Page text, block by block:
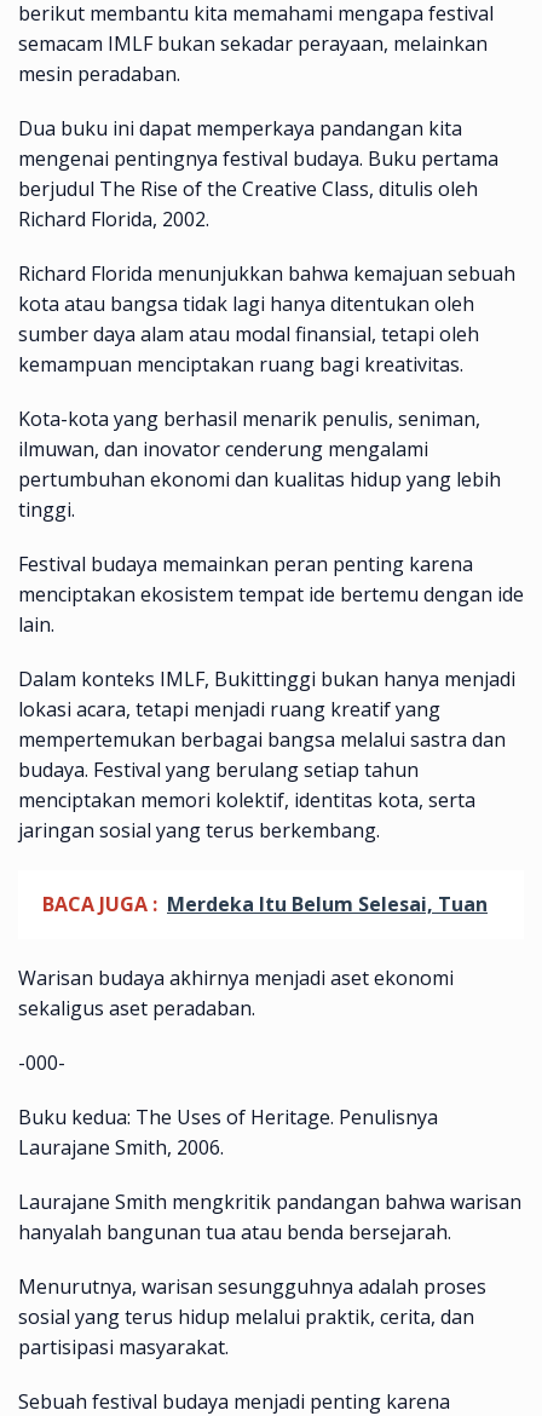
berikut membantu kita memahami mengapa festival
semacam IMLF bukan sekadar perayaan, melainkan
mesin peradaban.
Dua buku ini dapat memperkaya pandangan kita
mengenai pentingnya festival budaya. Buku pertama
berjudul The Rise of the Creative Class, ditulis oleh
Richard Florida, 2002.
Richard Florida menunjukkan bahwa kemajuan sebuah
kota atau bangsa tidak lagi hanya ditentukan oleh
sumber daya alam atau modal finansial, tetapi oleh
kemampuan menciptakan ruang bagi kreativitas.
Kota-kota yang berhasil menarik penulis, seniman,
ilmuwan, dan inovator cenderung mengalami
pertumbuhan ekonomi dan kualitas hidup yang lebih
tinggi.
Festival budaya memainkan peran penting karena
menciptakan ekosistem tempat ide bertemu dengan ide
lain.
Dalam konteks IMLF, Bukittinggi bukan hanya menjadi
lokasi acara, tetapi menjadi ruang kreatif yang
mempertemukan berbagai bangsa melalui sastra dan
budaya. Festival yang berulang setiap tahun
menciptakan memori kolektif, identitas kota, serta
jaringan sosial yang terus berkembang.
BACA JUGA : Merdeka Itu Belum Selesai, Tuan
Warisan budaya akhirnya menjadi aset ekonomi
sekaligus aset peradaban.
-000-
Buku kedua: The Uses of Heritage. Penulisnya
Laurajane Smith, 2006.
Laurajane Smith mengkritik pandangan bahwa warisan
hanyalah bangunan tua atau benda bersejarah.
Menurutnya, warisan sesungguhnya adalah proses
sosial yang terus hidup melalui praktik, cerita, dan
partisipasi masyarakat.
Sebuah festival budaya menjadi penting karena